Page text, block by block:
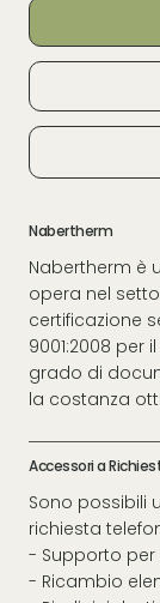
Nabertherm
Nabertherm è
opera nel
certificazione
9001:2008 per
grado di
la costanza
Accessori a
Sono possibili
richiesta
- Supporto
- Ricambio